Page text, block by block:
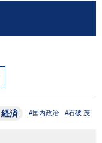
済 #国内政治 #石破 茂